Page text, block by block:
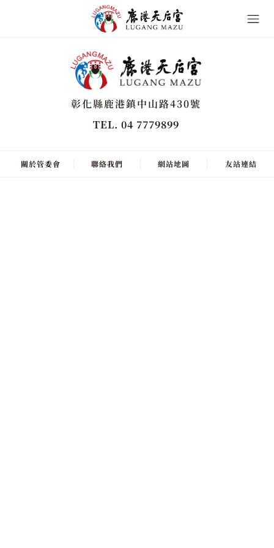
彰化縣鹿港鎮中山路430號
TEL. 04 7779899
關於管委會 聯絡我們 網站地圖 友站連結